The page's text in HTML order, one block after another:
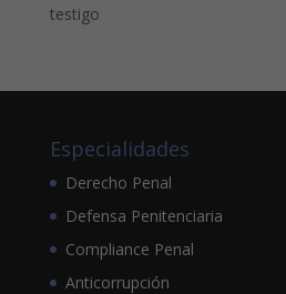
testigo
Especialidades
Derecho Penal
Defensa Penitenciaria
Compliance Penal
Anticorrupción